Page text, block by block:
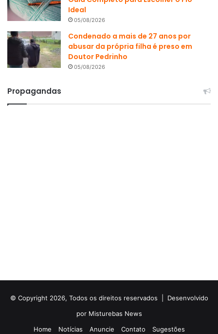
Ideal
05/08/2026
Condenado a mais de 27 anos por
abusar da própria filha é preso em
Doutor Pedrinho
05/08/2026
Propagandas
© Copyright 2026, Todos os direitos reservados | Desenvolvido
por Misturebas News
Home
Notícias Anuncie Contato Sugestões